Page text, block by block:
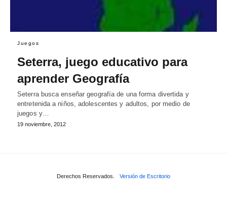
Juegos
Seterra, juego educativo para
aprender Geografía
Seterra busca enseñar geografía de una forma divertida y
entretenida a niños, adolescentes y adultos, por medio de
juegos y…
19 noviembre, 2012
Derechos Reservados. Versión de Escritorio